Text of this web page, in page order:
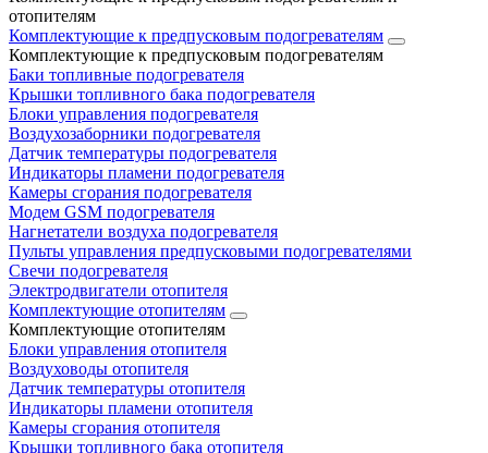
отопителям
Комплектующие к предпусковым подогревателям
Комплектующие к предпусковым подогревателям
Баки топливные подогревателя
Крышки топливного бака подогревателя
Блоки управления подогревателя
Воздухозаборники подогревателя
Датчик температуры подогревателя
Индикаторы пламени подогревателя
Камеры сгорания подогревателя
Модем GSM подогревателя
Нагнетатели воздуха подогревателя
Пульты управления предпусковыми подогревателями
Свечи подогревателя
Электродвигатели отопителя
Комплектующие отопителям
Комплектующие отопителям
Блоки управления отопителя
Воздуховоды отопителя
Датчик температуры отопителя
Индикаторы пламени отопителя
Камеры сгорания отопителя
Крышки топливного бака отопителя